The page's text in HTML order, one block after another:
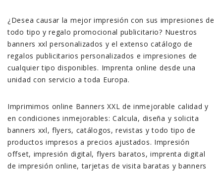
¿Desea causar la mejor impresión con sus impresiones de
todo tipo y regalo promocional publicitario? Nuestros
banners xxl personalizados y el extenso catálogo de
regalos publicitarios personalizados e impresiones de
cualquier tipo disponibles. Imprenta online desde una
unidad con servicio a toda Europa.
Imprimimos online Banners XXL de inmejorable calidad y
en condiciones inmejorables: Calcula, diseña y solicita
banners xxl, flyers, catálogos, revistas y todo tipo de
productos impresos a precios ajustados. Impresión
offset, impresión digital, flyers baratos, imprenta digital
de impresión online, tarjetas de visita baratas y banners